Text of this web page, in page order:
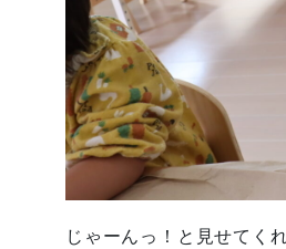
じゃーんっ！と見せてく